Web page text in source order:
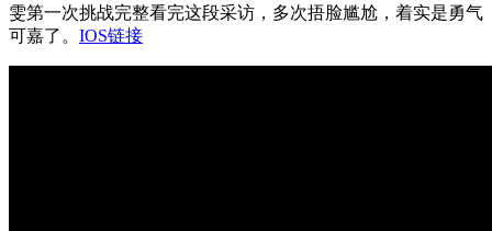
雯第一次挑战完整看完这段采访，多次捂脸尴尬，着实是勇气
可嘉了。 IOS链接